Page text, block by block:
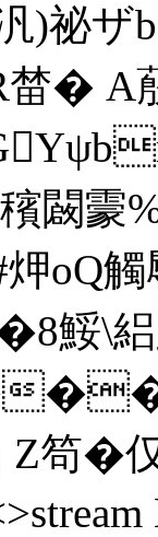
)祕
榃�
穦闙
oQ觸
�8鮾\
笱� 